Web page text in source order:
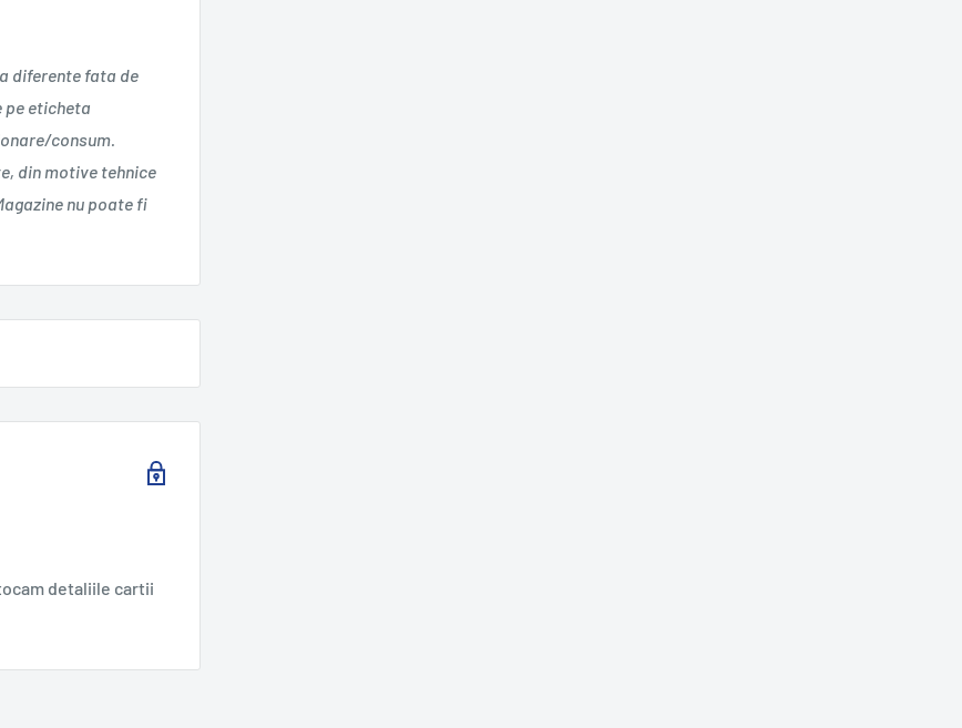
diferente fata de
eticheta
consum.
din motive tehnice
nu poate fi
detaliile cartii